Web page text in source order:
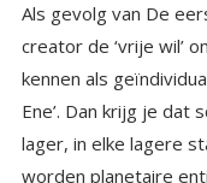
Als gevolg van De
creator de ‘vrije wil’
kennen als
Ene’. Dan krijg je
lager, in elke lagere
worden planetaire
bezield) en die
dichtheid, de eerste
zijn deze zielen